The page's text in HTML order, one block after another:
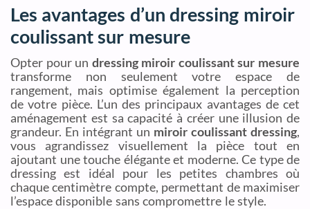
Les avantages d’un dressing miroir
coulissant sur mesure
Opter pour un dressing miroir coulissant sur mesure
transforme non seulement votre espace de
rangement, mais optimise également la perception
de votre pièce. L’un des principaux avantages de cet
aménagement est sa capacité à créer une illusion de
grandeur. En intégrant un miroir coulissant dressing,
vous agrandissez visuellement la pièce tout en
ajoutant une touche élégante et moderne. Ce type de
dressing est idéal pour les petites chambres où
chaque centimètre compte, permettant de maximiser
l’espace disponible sans compromettre le style.